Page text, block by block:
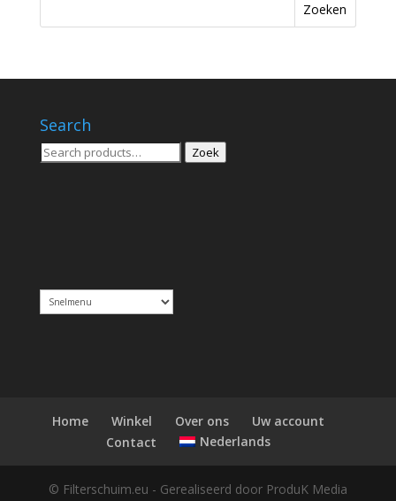
Zoeken
Search
Zoeken
Zoek
Home Winkel Over ons
Uw account
Contact
Nederlands
© Filterschuim.eu - Gerealiseerd door ProduK Media